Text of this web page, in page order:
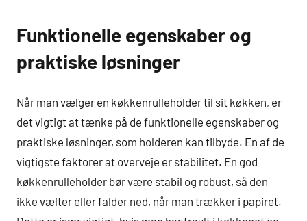
Funktionelle egenskaber og
praktiske løsninger
Når man vælger en køkkenrulleholder til sit køkken, er
det vigtigt at tænke på de funktionelle egenskaber og
praktiske løsninger, som holderen kan tilbyde. En af de
vigtigste faktorer at overveje er stabilitet. En god
køkkenrulleholder bør være stabil og robust, så den
ikke vælter eller falder ned, når man trækker i papiret.